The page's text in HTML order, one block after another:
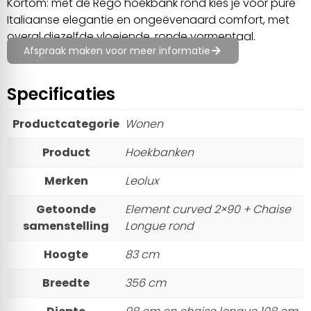
Italiaanse elegantie en ongeëvenaard comfort, met
overal diezelfde vloeiende, ronde vormentaal.
Afspraak maken voor meer informatie
Specificaties
Productcategorie Wonen
Product
Hoekbanken
Merken
Leolux
Getoonde
samenstelling
Element curved 2×90 + Chaise
Longue rond
Hoogte
83 cm
Breedte
356 cm